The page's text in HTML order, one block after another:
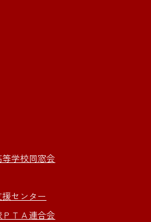
学校同窓会
センター
ＴＡ連合会